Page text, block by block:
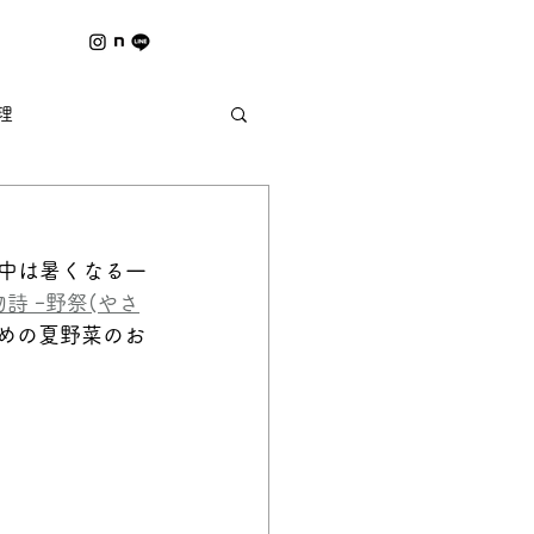
は暑くなる一
詩 ｰ野祭(やさ
の夏野菜のお